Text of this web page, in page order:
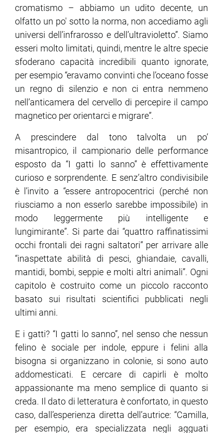
cromatismo – abbiamo un udito decente, un
olfatto un po' sotto la norma, non accediamo agli
universi dell’infrarosso e dell’ultravioletto”. Siamo
esseri molto limitati, quindi, mentre le altre specie
sfoderano capacità incredibili quanto ignorate,
per esempio “eravamo convinti che l’oceano fosse
un regno di silenzio e non ci entra nemmeno
nell’anticamera del cervello di percepire il campo
magnetico per orientarci e migrare”.
A prescindere dal tono talvolta un po’
misantropico, il campionario delle performance
esposto da “I gatti lo sanno” è effettivamente
curioso e sorprendente. E senz’altro condivisibile
è l’invito a “essere antropocentrici (perché non
riusciamo a non esserlo sarebbe impossibile) in
modo leggermente più intelligente e
lungimirante”. Si parte dai “quattro raffinatissimi
occhi frontali dei ragni saltatori” per arrivare alle
“inaspettate abilità di pesci, ghiandaie, cavalli,
mantidi, bombi, seppie e molti altri animali”. Ogni
capitolo è costruito come un piccolo racconto
basato sui risultati scientifici pubblicati negli
ultimi anni.
E i gatti? “I gatti lo sanno”, nel senso che nessun
felino è sociale per indole, eppure i felini alla
bisogna si organizzano in colonie, si sono auto
addomesticati. E cercare di capirli è molto
appassionante ma meno semplice di quanto si
creda. Il dato di letteratura è confortato, in questo
caso, dall’esperienza diretta dell’autrice: “Camilla,
per esempio, era specializzata negli agguati